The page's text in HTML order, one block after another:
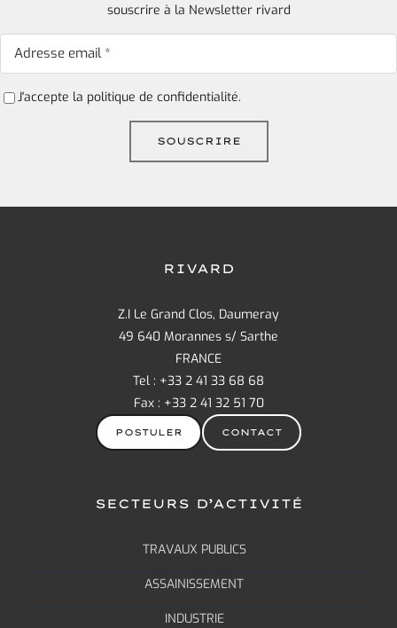
souscrire à la Newsletter rivard
J'accepte la politique de confidentialité.
RIVARD
Z.I Le Grand Clos, Daumeray
49 640 Morannes s/ Sarthe
FRANCE
Tel : +33 2 41 33 68 68
Fax : +33 2 41 32 51 70
POSTULER CONTACT
SECTEURS D’ACTIVITÉ
TRAVAUX PUBLICS
ASSAINISSEMENT
INDUSTRIE